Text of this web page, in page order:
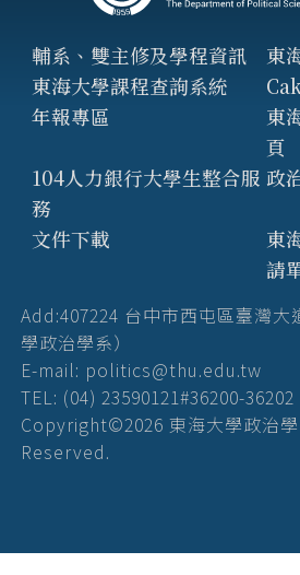
輔系、雙主修及學程資訊
東
東海大學課程查詢系統
年報專區
東
頁
104人力銀行大學生整合服
務
政
文件下載
東
請
Add:407224 台中市西屯區臺灣大
學政治學系）
E-mail: politics@thu.edu.tw
TEL: (04) 23590121#36200-
Copyright©2026 東海大學政治
Reserved.